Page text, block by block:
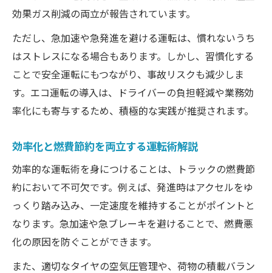
効果ガス削減の両立が報告されています。
ただし、急加速や急発進を避ける運転は、慣れないうち
はストレスになる場合もあります。しかし、習慣化する
ことで安全運転にもつながり、事故リスクも減少しま
す。エコ運転の導入は、ドライバーの負担軽減や業務効
率化にも寄与するため、積極的な実践が推奨されます。
効率化と燃費節約を両立する運転術解説
効率的な運転術を身につけることは、トラックの燃費節
約において不可欠です。例えば、発進時はアクセルをゆ
っくり踏み込み、一定速度を維持することがポイントと
なります。急加速や急ブレーキを避けることで、燃費悪
化の原因を防ぐことができます。
また、適切なタイヤの空気圧管理や、荷物の積載バラン